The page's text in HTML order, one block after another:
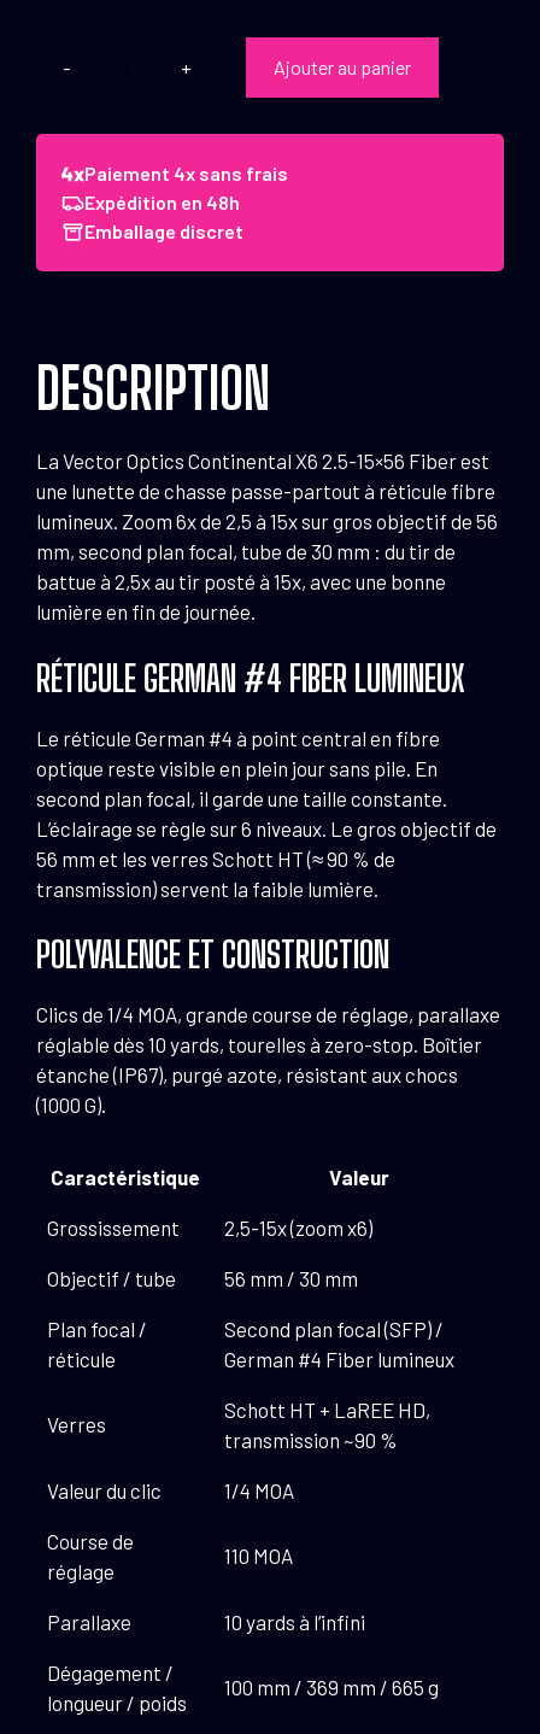
quantité
Vector
Optics
Lunette
Continental
Fibre
Ajouter au panier
Paiement 4x sans frais
Expédition en 48h
Emballage discret
DESCRIPTION
La Vector Optics Continental X6 2.5-15×56 Fiber est
une lunette de chasse passe-partout à réticule fibre
lumineux. Zoom 6x de 2,5 à 15x sur gros objectif de 56
mm, second plan focal, tube de 30 mm : du tir de
battue à 2,5x au tir posté à 15x, avec une bonne
lumière en fin de journée.
RÉTICULE GERMAN #4 FIBER LUMINEUX
Le réticule German #4 à point central en fibre
optique reste visible en plein jour sans pile. En
second plan focal, il garde une taille constante.
L’éclairage se règle sur 6 niveaux. Le gros objectif de
56 mm et les verres Schott HT (≈ 90 % de
transmission) servent la faible lumière.
POLYVALENCE ET CONSTRUCTION
Clics de 1/4 MOA, grande course de réglage, parallaxe
réglable dès 10 yards, tourelles à zero-stop. Boîtier
étanche (IP67), purgé azote, résistant aux chocs
(1000 G).
Caractéristique Valeur
Grossissement 2,5-15x (zoom x6)
Objectif / tube 56 mm / 30 mm
Plan focal /
réticule
Second plan focal (SFP) /
German #4 Fiber lumineux
Verres
Schott HT + LaREE HD,
transmission ~90 %
Valeur du clic 1/4 MOA
Course de
réglage
110 MOA
Parallaxe 10 yards à l’infini
Dégagement /
longueur / poids
100 mm / 369 mm / 665 g